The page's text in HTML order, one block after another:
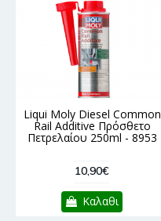
Liqui Moly Diesel Common
Rail Additive Πρόσθετο
Πετρελαίου 250ml - 8953
10,90€
Καλαθι